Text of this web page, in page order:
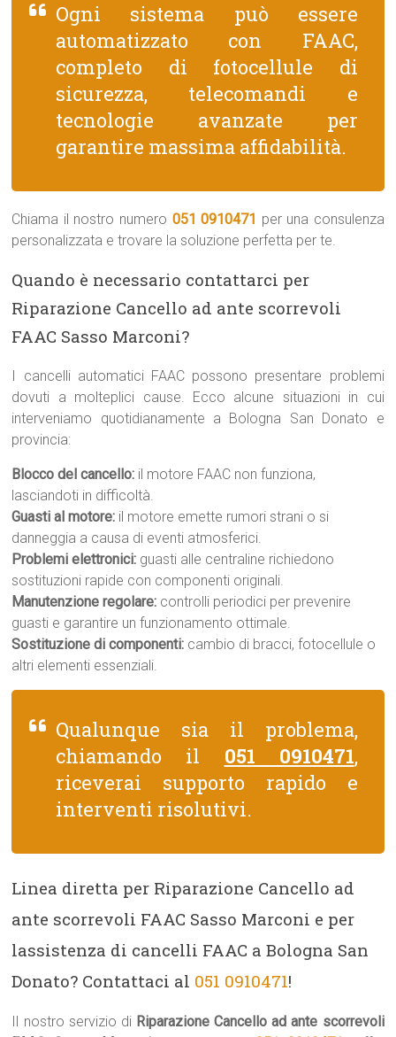
Ogni sistema può essere
automatizzato con FAAC,
completo di fotocellule di
sicurezza, telecomandi e
tecnologie avanzate per
garantire massima affidabilità.
Chiama il nostro numero 051 0910471 per una consulenza
personalizzata e trovare la soluzione perfetta per te.
Quando è necessario contattarci per
Riparazione Cancello ad ante scorrevoli
FAAC Sasso Marconi?
I cancelli automatici FAAC possono presentare problemi
dovuti a molteplici cause. Ecco alcune situazioni in cui
interveniamo quotidianamente a Bologna San Donato e
provincia:
Blocco del cancello: il motore FAAC non funziona,
lasciandoti in difficoltà.
Guasti al motore: il motore emette rumori strani o si
danneggia a causa di eventi atmosferici.
Problemi elettronici: guasti alle centraline richiedono
sostituzioni rapide con componenti originali.
Manutenzione regolare: controlli periodici per prevenire
guasti e garantire un funzionamento ottimale.
Sostituzione di componenti: cambio di bracci, fotocellule o
altri elementi essenziali.
Qualunque sia il problema,
chiamando il 051 0910471,
riceverai supporto rapido e
interventi risolutivi.
Linea diretta per Riparazione Cancello ad
ante scorrevoli FAAC Sasso Marconi e per
lassistenza di cancelli FAAC a Bologna San
Donato? Contattaci al 051 0910471!
Il nostro servizio di Riparazione Cancello ad ante scorrevoli